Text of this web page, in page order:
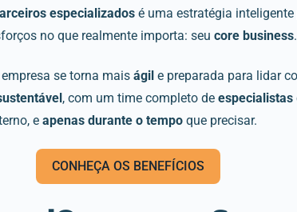
especializados é uma estratégia
no que realmente importa: seu core business.
empresa se torna mais ágil e preparada para lidar
, com um time completo de especialistas
e apenas durante o tempo que precisar.
CONHEÇA OS BENEFÍCIOS